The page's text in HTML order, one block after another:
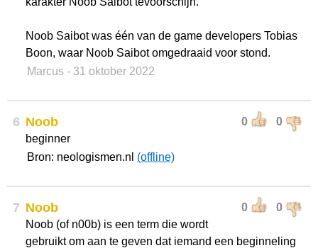
Noob Saibot was één van de game developers Tobias
Boon, waar Noob Saibot omgedraaid voor stond.
Marcus - 31 oktober 2022
6 0 0
Noob
beginner
Bron: neologismen.nl (offline)
7 0 0
Noob
Noob (of n00b) is een term die wordt
gebruikt om aan te geven dat iemand een beginneling